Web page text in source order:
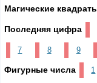
Магические
Последняя цифра
7 8 9
Фигурные числа 1